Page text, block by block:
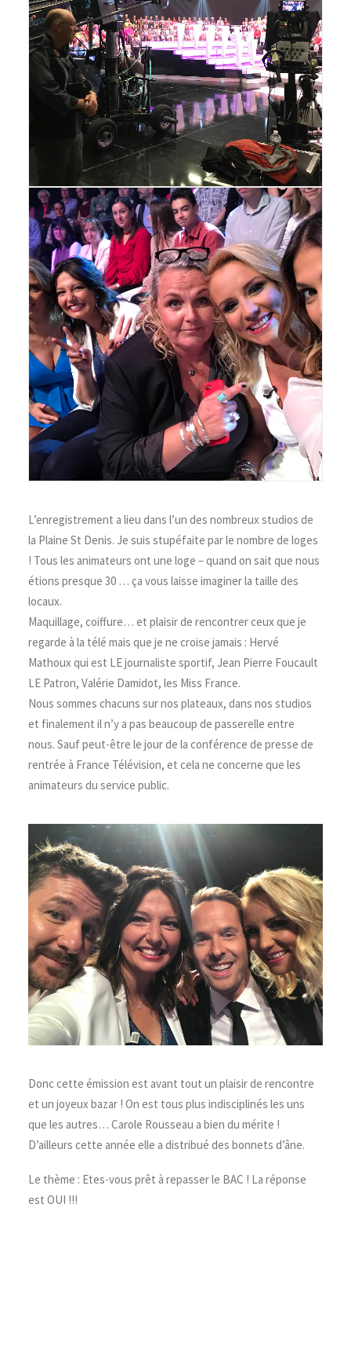
L’enregistrement a lieu dans l’un des nombreux studios de
la Plaine St Denis. Je suis stupéfaite par le nombre de loges
! Tous les animateurs ont une loge – quand on sait que nous
étions presque 30 … ça vous laisse imaginer la taille des
locaux.
Maquillage, coiffure… et plaisir de rencontrer ceux que je
regarde à la télé mais que je ne croise jamais : Hervé
Mathoux qui est LE journaliste sportif, Jean Pierre Foucault
LE Patron, Valérie Damidot, les Miss France.
Nous sommes chacuns sur nos plateaux, dans nos studios
et finalement il n’y a pas beaucoup de passerelle entre
nous. Sauf peut-être le jour de la conférence de presse de
rentrée à France Télévision, et cela ne concerne que les
animateurs du service public.
Donc cette émission est avant tout un plaisir de rencontre
et un joyeux bazar ! On est tous plus indisciplinés les uns
que les autres… Carole Rousseau a bien du mérite !
D’ailleurs cette année elle a distribué des bonnets d’âne.
Le thème : Etes-vous prêt à repasser le BAC ! La réponse
est OUI !!!